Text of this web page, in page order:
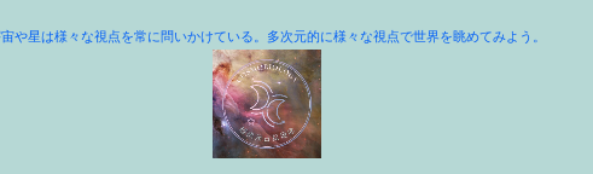
や星は様々な視点を常に問いかけている。多次元的に様々な視点で世界を眺めてみよう。